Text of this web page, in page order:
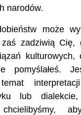
narodów.
może
zadziwią Cię,
pomyślałeś.
lub
chcielibyśmy,